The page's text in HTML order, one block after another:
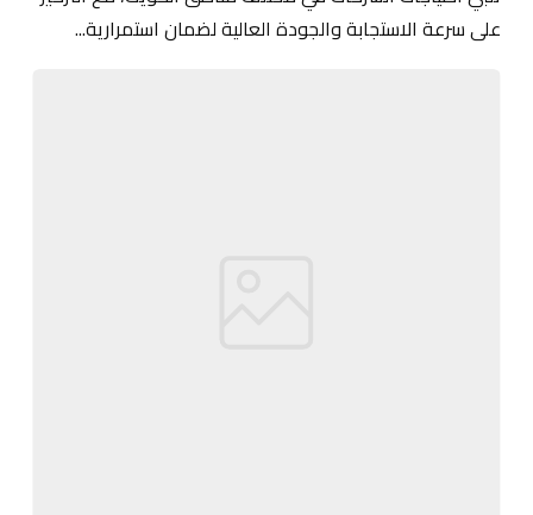
على سرعة الاستجابة والجودة العالية لضمان استمرارية...